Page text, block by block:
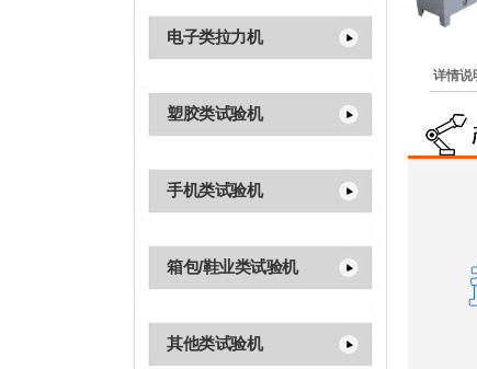
电子类拉力机
塑胶类试验机
手机类试验机
箱包/鞋业类试验机
其他类试验机
详情说